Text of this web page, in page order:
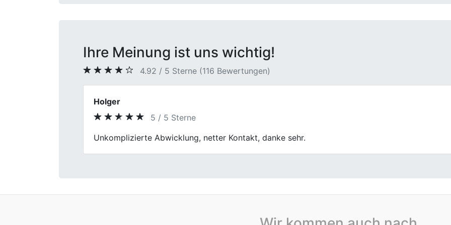
Ihre Meinung ist uns wichtig!
4.92 / 5 Sterne (116 Bewertungen)
Burkhard S.
5 / 5 Sterne
Autoverkauf ohne Stress! First Car Center hat meinen alten Wagen zu einem fairen Preis